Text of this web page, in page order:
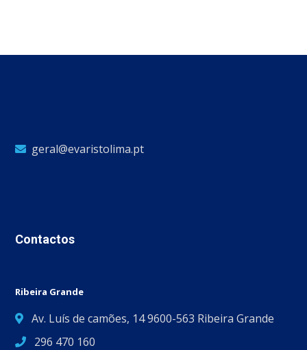
geral@evaristolima.pt
Contactos
Ribeira Grande
Av. Luís de camões, 14 9600-563 Ribeira Grande
296 470 160